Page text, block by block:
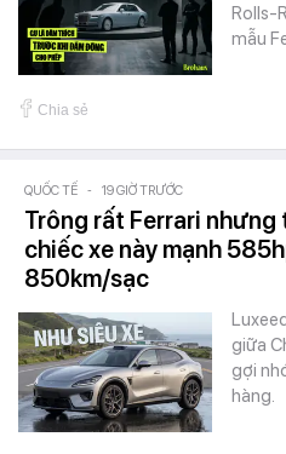
Rolls-
mẫu
Chia sẻ
QUỐC TẾ - 19 GIỜ TRƯỚC
Trông rất Ferrari nhưng
chiếc xe này mạnh
850km/sạc
giữa
gợi
hàng.